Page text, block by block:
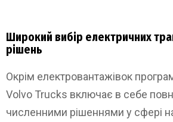
Широкий вибір електричних
рішень
Окрім електровантажівок
Volvo Trucks включає в себе
численними рішеннями у сфері